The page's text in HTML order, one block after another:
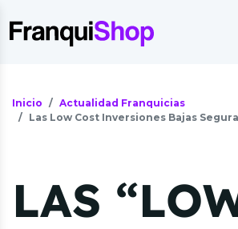
Inicio
Actualidad Franquicias
Las Low Cost Inversiones Bajas
LAS